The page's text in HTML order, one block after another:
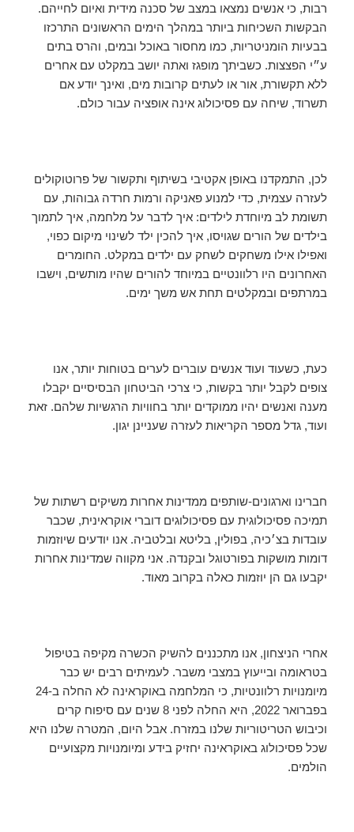
רבות, כי אנשים נמצאו במצב של סכנה מידית ואיום לחייהם.
הבקשות השכיחות ביותר במהלך הימים הראשונים התרכזו
בבעיות הומניטריות, כמו מחסור באוכל ובמים, והרס בתים
ע״י הפצצות. כשביתך מופגז ואתה יושב במקלט עם אחרים
ללא תקשורת, אור או לעתים קרובות מים, ואינך יודע אם
תשרוד, שיחה עם פסיכולוג אינה אופציה עבור כולם.
לכן, התמקדנו באופן אקטיבי בשיתוף ותקשור של פרוטוקולים
לעזרה עצמית, כדי למנוע פאניקה ורמות חרדה גבוהות, עם
תשומת לב מיוחדת לילדים: איך לדבר על מלחמה, איך לתמוך
בילדים של הורים שגויסו, איך להכין ילד לשינוי מיקום כפוי,
ואפילו אילו משחקים לשחק עם ילדים במקלט. החומרים
האחרונים היו רלוונטיים במיוחד להורים שהיו מותשים, וישבו
במרתפים ובמקלטים תחת אש משך ימים.
כעת, כשעוד ועוד אנשים עוברים לערים בטוחות יותר, אנו
צופים לקבל יותר בקשות, כי צרכי הביטחון הבסיסיים יקבלו
מענה ואנשים יהיו ממוקדים יותר בחוויות הרגשיות שלהם. זאת
ועוד, גדל מספר הקריאות לעזרה שעניינן יגון.
חברינו וארגונים-שותפים ממדינות אחרות משיקים רשתות של
תמיכה פסיכולוגית עם פסיכולוגים דוברי אוקראינית, שכבר
עובדות בצ׳כיה, בפולין, בליטא ובלטביה. אנו יודעים שיוזמות
דומות מושקות בפורטוגל ובקנדה. אני מקווה שמדינות אחרות
יקבעו גם הן יוזמות כאלה בקרוב מאוד.
אחרי הניצחון, אנו מתכננים להשיק הכשרה מקיפה בטיפול
בטראומה ובייעוץ במצבי משבר. לעמיתים רבים יש כבר
מיומנויות רלוונטיות, כי המלחמה באוקראינה לא החלה ב-24
בפברואר 2022, היא החלה לפני 8 שנים עם סיפוח קרים
וכיבוש הטריטוריות שלנו במזרח. אבל היום, המטרה שלנו היא
שכל פסיכולוג באוקראינה יחזיק בידע ומיומנויות מקצועיים
הולמים.